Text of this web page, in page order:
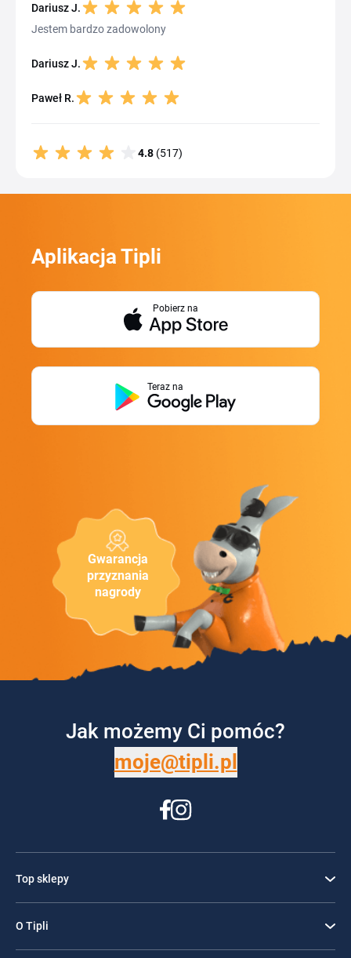
Dariusz J.
Jestem bardzo zadowolony
Dariusz J.
Paweł R.
4.8 (517)
Gwarancja
przyznania
nagrody
Aplikacja Tipli
Pobierz na
Teraz na
Jak możemy Ci pomóc?
moje@tipli.pl
Top sklepy
O Tipli